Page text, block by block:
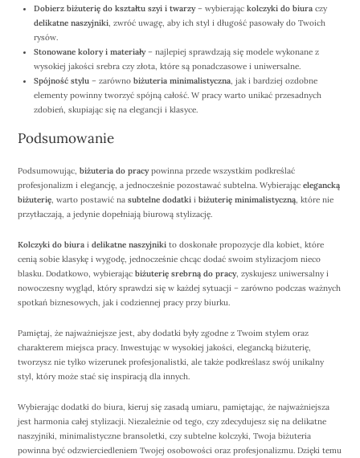
Dobierz biżuterię do kształtu szyi i twarzy– wybierająckolczyki do biura czy
delikatne naszyjniki, zwróć uwagę, aby ich styl i długość pasowały do Twoich
rysów.
Stonowane kolory i materiały– najlepiej sprawdzają się modele wykonane z
wysokiej jakości srebra czy złota, które są ponadczasowe i uniwersalne.
Spójność stylu – zarównobiżuteria minimalistyczna, jak i bardziej ozdobne
elementy powinny tworzyć spójną całość. W pracy warto unikać przesadnych
zdobień, skupiając się na elegancji i klasyce.
Podsumowanie
Podsumowując,biżuteria do pracypowinna przede wszystkim podkreślać
profesjonalizm i elegancję, a jednocześnie pozostawać subtelna. Wybierającelegancką
biżuterię, warto postawić nasubtelne dodatki ibiżuterię minimalistyczną, które nie
przytłaczają, a jedynie dopełniają biurową stylizację.
Kolczyki do biura idelikatne naszyjniki to doskonałe propozycje dla kobiet, które
cenią sobie klasykę i wygodę, jednocześnie chcąc dodać swoim stylizacjom nieco
blasku. Dodatkowo, wybierającbiżuterię srebrną do pracy, zyskujesz uniwersalny i
nowoczesny wygląd, który sprawdzi się w każdej sytuacji – zarówno podczas ważnych
spotkań biznesowych, jak i codziennej pracy przy biurku.
Pamiętaj, że najważniejsze jest, aby dodatki były zgodne z Twoim stylem oraz
charakterem miejsca pracy. Inwestując w wysokiej jakości, elegancką biżuterię,
tworzysz nie tylko wizerunek profesjonalistki, ale także podkreślasz swój unikalny
styl, który może stać się inspiracją dla innych.
Wybierając dodatki do biura, kieruj się zasadą umiaru, pamiętając, że najważniejsza
jest harmonia całej stylizacji. Niezależnie od tego, czy zdecydujesz się na delikatne
naszyjniki, minimalistyczne bransoletki, czy subtelne kolczyki, Twoja biżuteria
powinna być odzwierciedleniem Twojej osobowości oraz profesjonalizmu. Dzięki temu